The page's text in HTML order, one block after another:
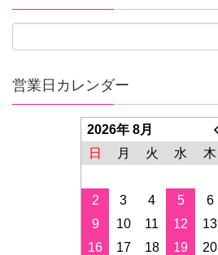
営業日カレンダー
2026年 8月
日
月 火 水 木
2
3 4 5 6
9
10 11 12 13
16
17 18 19 20